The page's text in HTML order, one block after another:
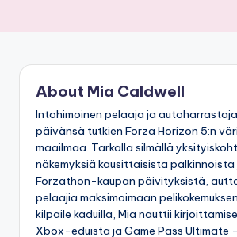
About Mia Caldwell
Intohimoinen pelaaja ja
päivänsä tutkien Forza Horizon 5:n
maailmaa. Tarkalla silmällä
näkemyksiä kausittaisista
Forzathon-kaupan päivityksistä,
pelaajia maksimoimaan
kilpaile kaduilla, Mia nauttii
Xbox-eduista ja Game Pass Ultimate